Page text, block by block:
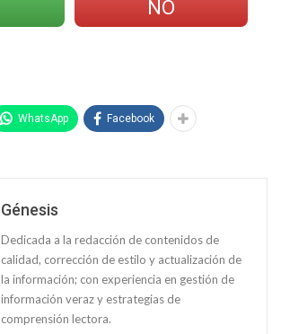
NO
WhatsApp Facebook
Génesis
Dedicada a la redacción de contenidos de
calidad, corrección de estilo y actualización de
la información; con experiencia en gestión de
información veraz y estrategias de
comprensión lectora.